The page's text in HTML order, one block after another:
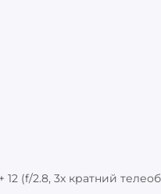
12 (f/2.8, 3х кратний